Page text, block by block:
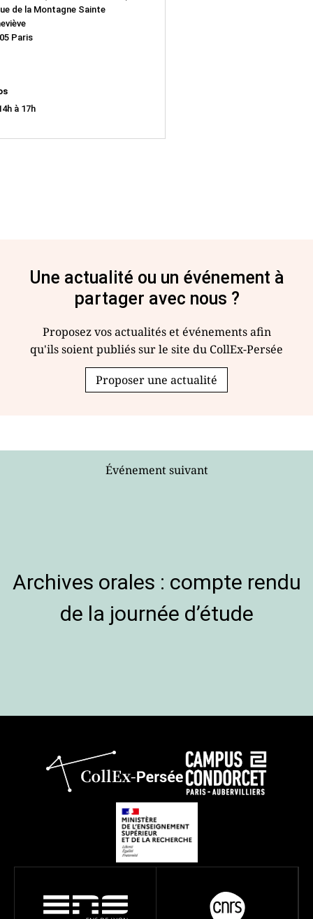
de la Montagne Sainte
Paris
à 17h
Une actualité ou un événement à
partager avec nous ?
Proposez vos actualités et événements afin
qu'ils soient publiés sur le site du CollEx-Persée
Proposer une actualité
Événement suivant
Archives orales : compte rendu
de la journée d’étude